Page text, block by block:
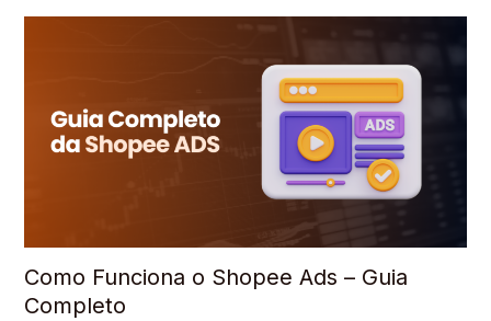
Como Funciona o Shopee Ads – Guia
Completo